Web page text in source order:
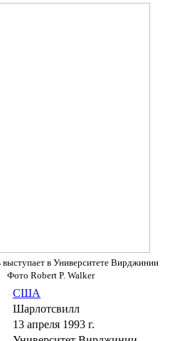
в Университете Вирджинии
Фото Robert P. Walker
США
Шарлотсвилл
13 апреля 1993 г.